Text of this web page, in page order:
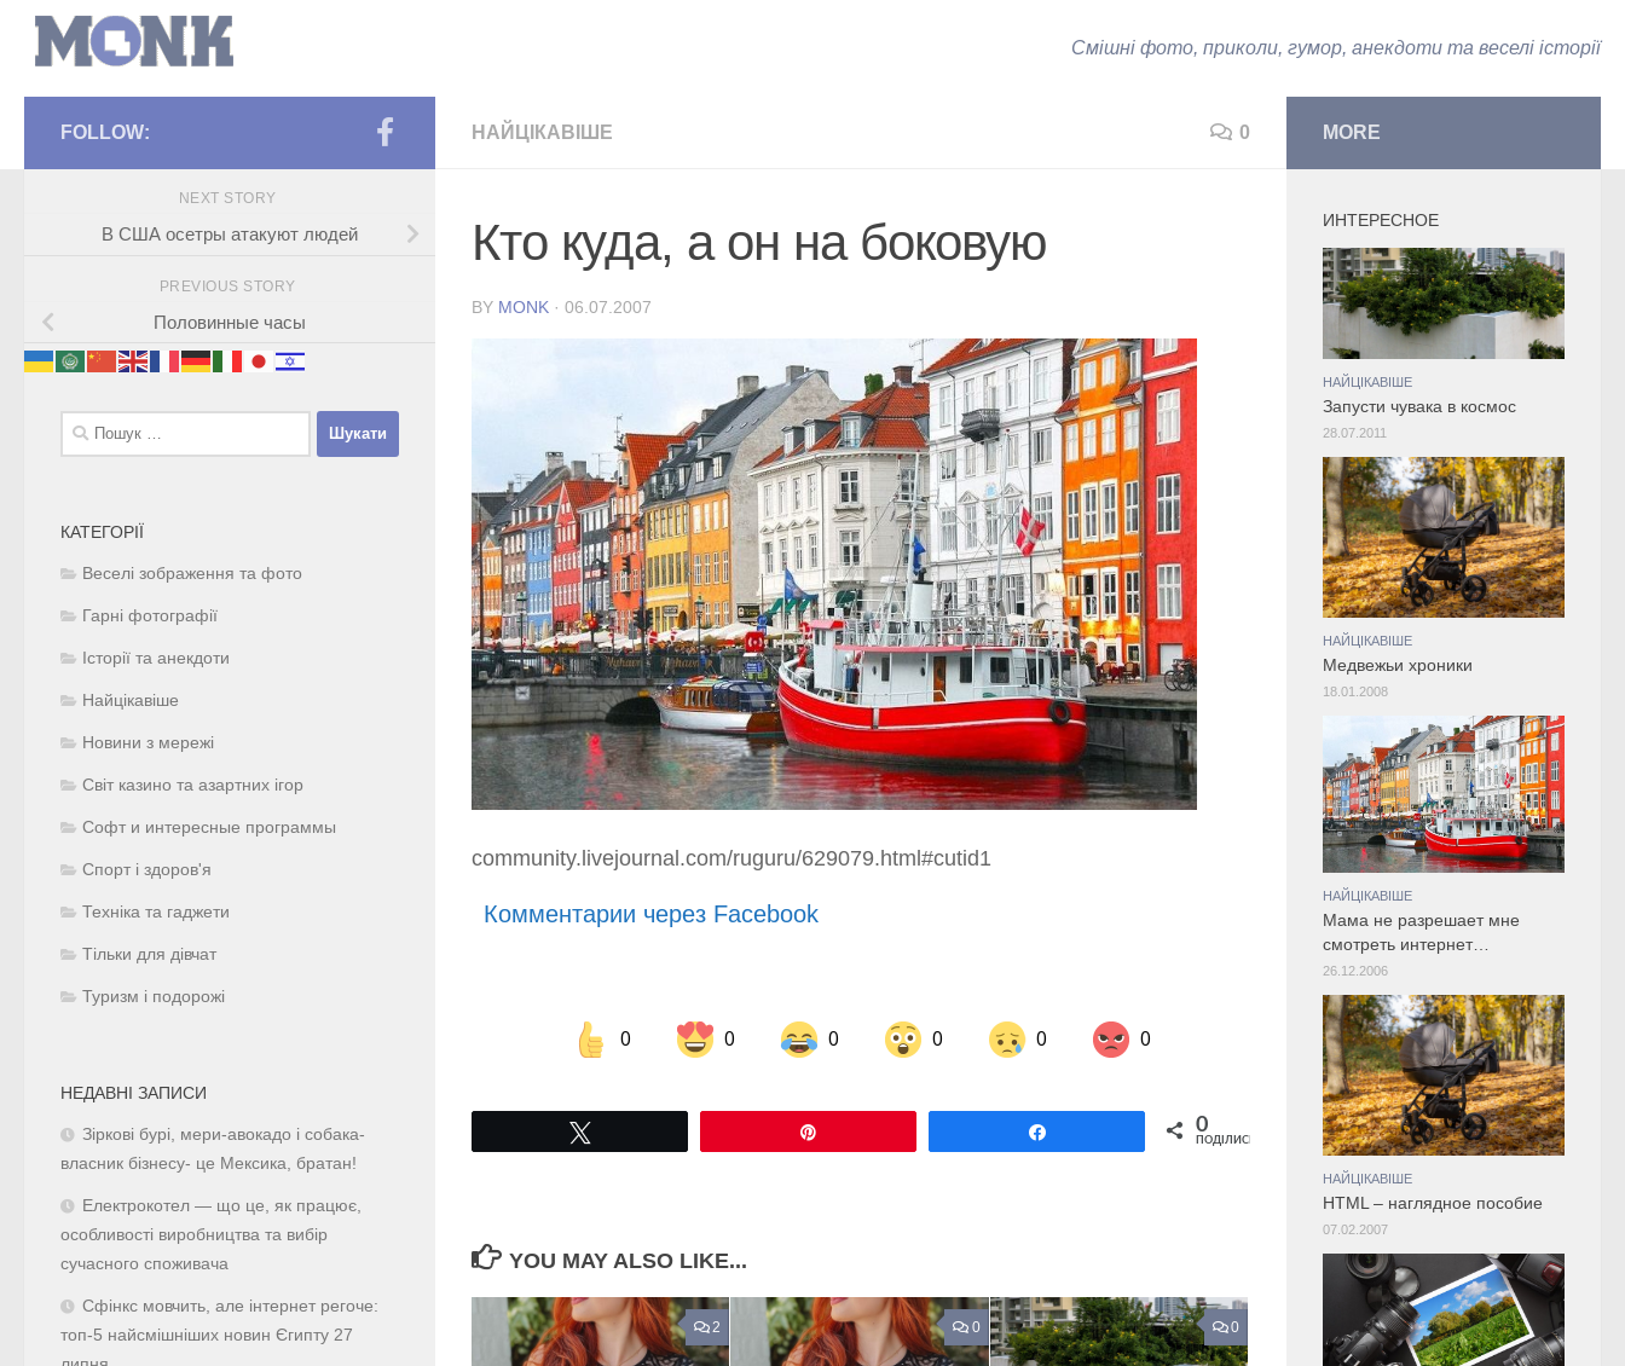
Смішні фото, приколи, гумор, анекдоти та веселі історії
НАЙЦІКАВІШЕ 0
Кто куда, а он на бокoвую
BY MONK · 06.07.2007
community.livejournal.com/ruguru/629079.html#cutid1
Комментарии через Facebook
0 0 0 0 0 0
Share on Facebook Share on LinkedIn Share on Twitter 0
ПОДІЛИСЬ
YOU MAY ALSO LIKE...
2 0 0
FOLLOW:
NEXT STORY
В США осетры атакуют людей
PREVIOUS STORY
Половинные часы
Пошук:
КАТЕГОРІЇ
Веселі зображення та фото
Гарні фотографії
Історії та анекдоти
Найцікавіше
Новини з мережі
Світ казино та азартних ігор
Софт и интересные программы
Спорт і здоров'я
Техніка та гаджети
Тільки для дівчат
Туризм і подорожі
НЕДАВНІ ЗАПИСИ
Зіркові бурі, мери-авокадо і собака-
власник бізнесу- це Мексика, братан!
Електрокотел — що це, як працює,
особливості виробництва та вибір
сучасного споживача
Сфінкс мовчить, але інтернет регоче:
топ-5 найсмішніших новин Єгипту 27
MORE
ИНТЕРЕСНОЕ
НАЙЦІКАВІШЕ
Запусти чувака в космос
28.07.2011
НАЙЦІКАВІШЕ
Медвежьи хроники
18.01.2008
НАЙЦІКАВІШЕ
Мама не разрешает мне
смотреть интернет…
26.12.2006
НАЙЦІКАВІШЕ
HTML – наглядное пособие
07.02.2007